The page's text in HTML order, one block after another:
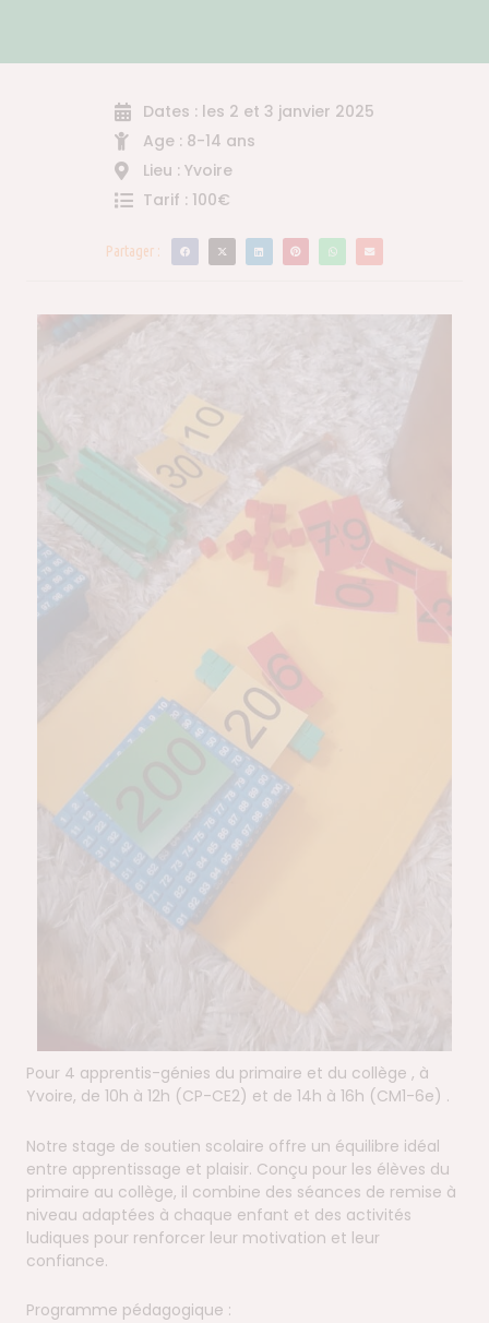
Dates : les 2 et 3 janvier 2025
Age : 8-14 ans
Lieu : Yvoire
Tarif : 100€
Partager :
Pour 4 apprentis-génies du primaire et du collège , à
Yvoire, de 10h à 12h (CP-CE2) et de 14h à 16h (CM1-6e) .
Notre stage de soutien scolaire offre un équilibre idéal
entre apprentissage et plaisir. Conçu pour les élèves du
primaire au collège, il combine des séances de remise à
niveau adaptées à chaque enfant et des activités
ludiques pour renforcer leur motivation et leur
confiance.
Programme pédagogique :